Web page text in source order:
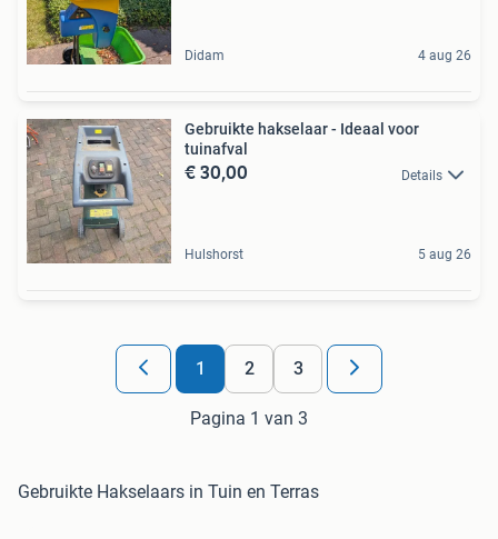
Didam 4 aug 26
Gebruikte hakselaar - Ideaal voor
tuinafval
€ 30,00 Details
Hulshorst 5 aug 26
1 2 3
Pagina 1 van 3
Gebruikte Hakselaars in Tuin en Terras